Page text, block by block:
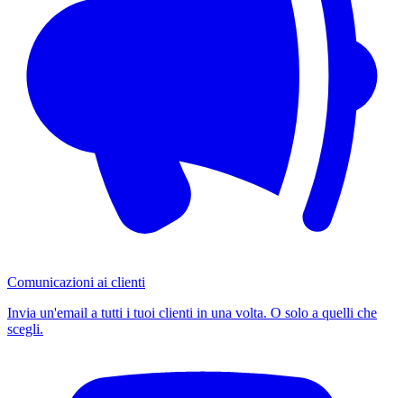
Comunicazioni ai clienti
Invia un'email a tutti i tuoi clienti in una volta. O solo a quelli che
scegli.